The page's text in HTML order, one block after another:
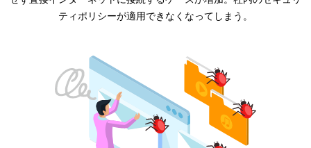
ティポリシーが適用できなくなってしまう。